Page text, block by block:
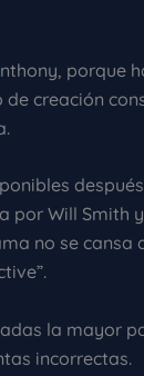
porque
de creación
por Will Smith
no se cansa
la mayor
incorrectas.